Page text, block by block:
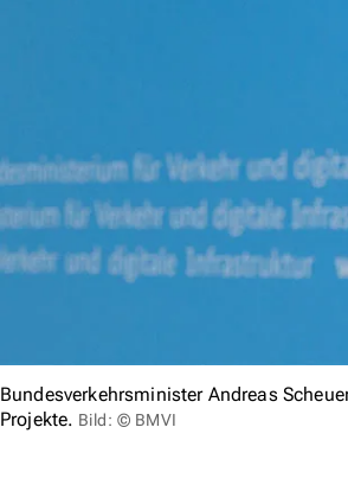
Bundesverkehrsminister Andreas
Projekte. Bild: © BMVI